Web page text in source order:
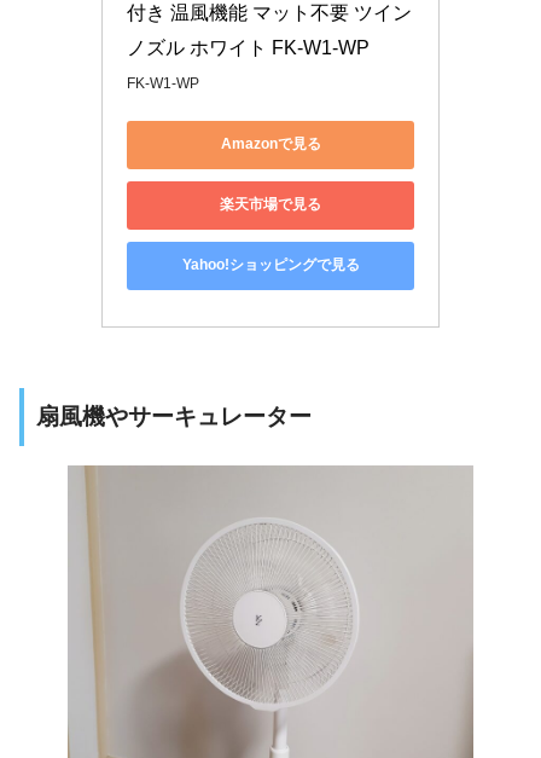
付き 温風機能 マット不要 ツイン
ノズル ホワイト FK-W1-WP
FK-W1-WP
Amazonで見る
楽天市場で見る
Yahoo!ショッピングで見る
扇風機やサーキュレーター